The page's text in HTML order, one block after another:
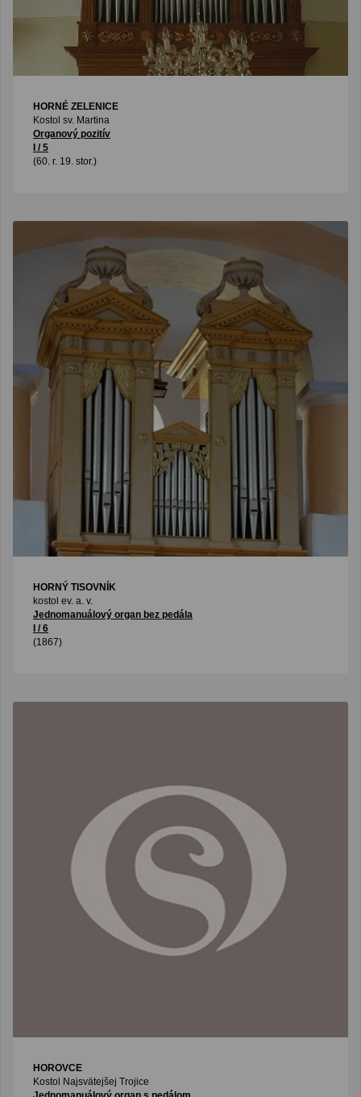
HORNÉ ZELENICE
Kostol sv. Martina
Organový pozitív
I / 5
(60. r. 19. stor.)
HORNÝ TISOVNÍK
kostol ev. a. v.
Jednomanuálový organ bez pedála
I / 6
(1867)
HOROVCE
Kostol Najsvätejšej Trojice